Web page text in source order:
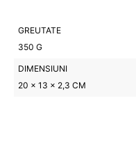
GREUTATE
350 G
DIMENSIUNI
20 × 13 × 2,3 CM